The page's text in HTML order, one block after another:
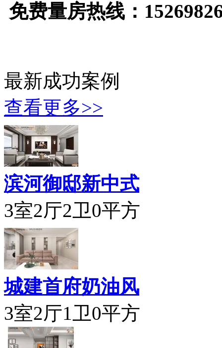
免费量房热线：
最新成功案例
查看更多>>
滨河御邸新中式
3室2厅2卫0平方
城建首府奶油风
3室2厅1卫0平方